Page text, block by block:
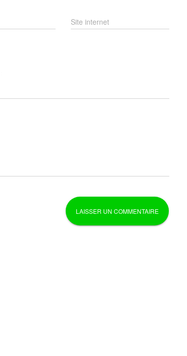
Site internet